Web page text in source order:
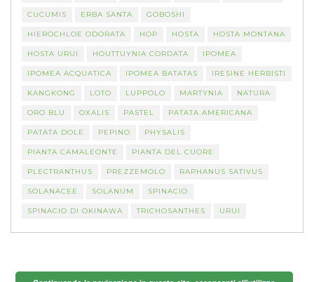
CUCUMIS ERBA SANTA GOBOSHI
HIEROCHLOE ODORATA HOP HOSTA HOSTA MONTANA
HOSTA URUI HOUTTUYNIA CORDATA IPOMEA
IPOMEA ACQUATICA IPOMEA BATATAS IRESINE HERBISTI
KANGKONG LOTO LUPPOLO MARTYNIA NATURA
ORO BLU OXALIS PASTEL PATATA AMERICANA
PATATA DOLE PEPINO PHYSALIS
PIANTA CAMALEONTE PIANTA DEL CUORE
PLECTRANTHUS PREZZEMOLO RAPHANUS SATIVUS
SOLANACEE SOLANUM SPINACIO
SPINACIO DI OKINAWA TRICHOSANTHES URUI